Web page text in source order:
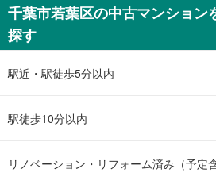
千葉市若葉区の中古マンション
探す
駅近・駅徒歩5分以内
駅徒歩10分以内
リノベーション・リフォーム済み（予定含